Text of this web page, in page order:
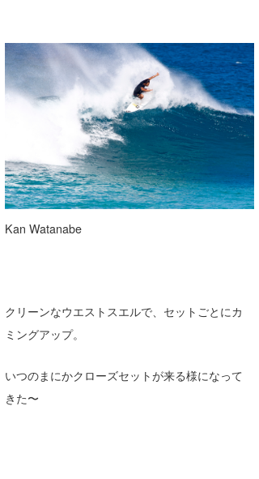
Kan Watanabe
クリーンなウエストスエルで、セットごとにカ
ミングアップ。
いつのまにかクローズセットが来る様になって
きた〜